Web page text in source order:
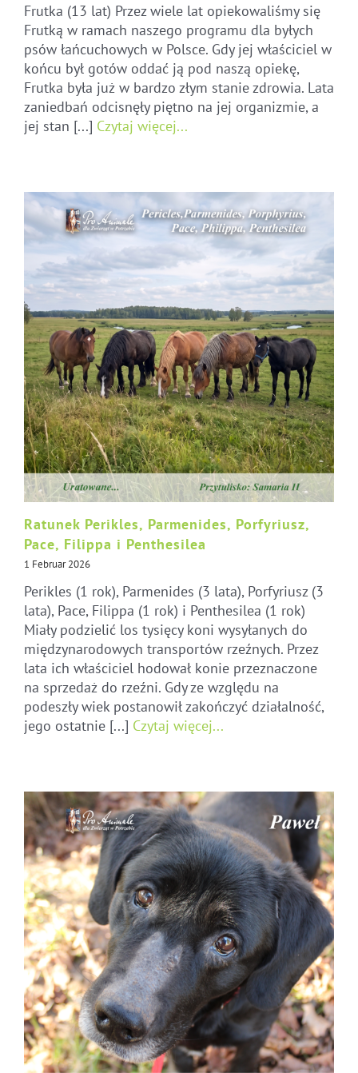
Frutka (13 lat) Przez wiele lat opiekowaliśmy się
Frutką w ramach naszego programu dla byłych
psów łańcuchowych w Polsce. Gdy jej właściciel w
końcu był gotów oddać ją pod naszą opiekę,
Frutka była już w bardzo złym stanie zdrowia. Lata
zaniedbań odcisnęły piętno na jej organizmie, a
jej stan [...] Czytaj więcej...
Ratunek Perikles, Parmenides, Porfyriusz,
Pace, Filippa i Penthesilea
1 Februar 2026
Perikles (1 rok), Parmenides (3 lata), Porfyriusz (3
lata), Pace, Filippa (1 rok) i Penthesilea (1 rok)
Miały podzielić los tysięcy koni wysyłanych do
międzynarodowych transportów rzeźnych. Przez
lata ich właściciel hodował konie przeznaczone
na sprzedaż do rzeźni. Gdy ze względu na
podeszły wiek postanowił zakończyć działalność,
jego ostatnie [...] Czytaj więcej...